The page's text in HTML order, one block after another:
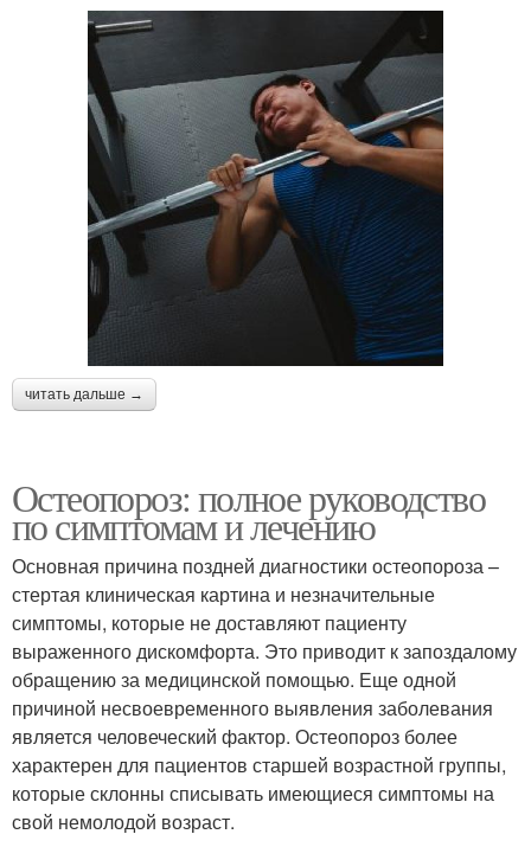
читать дальше →
Остеопороз: полное руководство
по симптомам и лечению
Основная причина поздней диагностики остеопороза –
стертая клиническая картина и незначительные
симптомы, которые не доставляют пациенту
выраженного дискомфорта. Это приводит к запоздалому
обращению за медицинской помощью. Еще одной
причиной несвоевременного выявления заболевания
является человеческий фактор. Остеопороз более
характерен для пациентов старшей возрастной группы,
которые склонны списывать имеющиеся симптомы на
свой немолодой возраст.